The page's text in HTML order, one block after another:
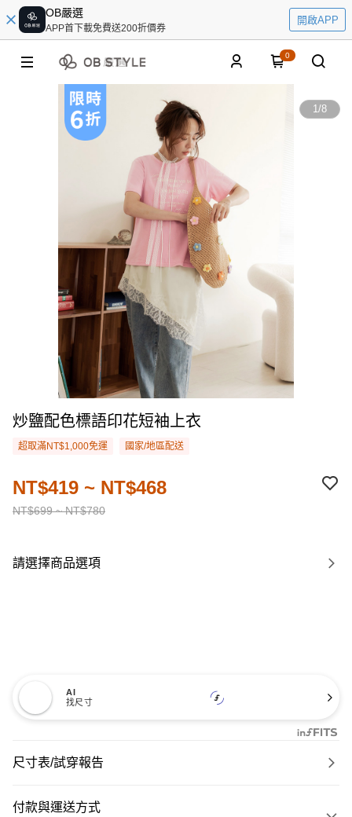
OB嚴選
APP首下載免費送200折價券
開啟APP
0
1/8
炒鹽配色標語印花短袖上衣
超取滿NT$1,000免運 國家/地區配送
NT$699 ~ NT$780
NT$419 ~ NT$468
請選擇商品選項
AI
找尺寸
尺寸表/試穿報告
付款與運送方式